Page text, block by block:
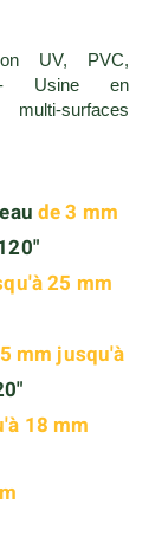
UV, PVC,
- Usine en
surfaces
de 3 mm
25 mm
mm jusqu'à
18 mm